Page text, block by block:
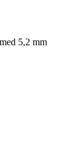
5,2 mm